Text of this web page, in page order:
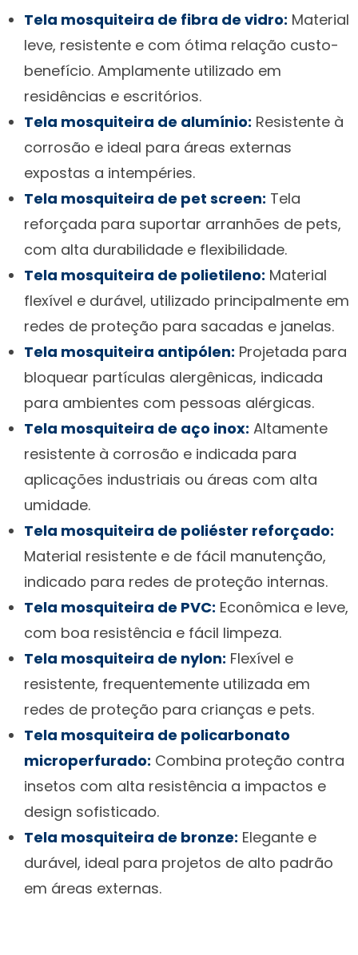
Tela mosquiteira de fibra de vidro: Material
leve, resistente e com ótima relação custo-
benefício. Amplamente utilizado em
residências e escritórios.
Tela mosquiteira de alumínio: Resistente à
corrosão e ideal para áreas externas
expostas a intempéries.
Tela mosquiteira de pet screen: Tela
reforçada para suportar arranhões de pets,
com alta durabilidade e flexibilidade.
Tela mosquiteira de polietileno: Material
flexível e durável, utilizado principalmente em
redes de proteção para sacadas e janelas.
Tela mosquiteira antipólen: Projetada para
bloquear partículas alergênicas, indicada
para ambientes com pessoas alérgicas.
Tela mosquiteira de aço inox: Altamente
resistente à corrosão e indicada para
aplicações industriais ou áreas com alta
umidade.
Tela mosquiteira de poliéster reforçado:
Material resistente e de fácil manutenção,
indicado para redes de proteção internas.
Tela mosquiteira de PVC: Econômica e leve,
com boa resistência e fácil limpeza.
Tela mosquiteira de nylon: Flexível e
resistente, frequentemente utilizada em
redes de proteção para crianças e pets.
Tela mosquiteira de policarbonato
microperfurado: Combina proteção contra
insetos com alta resistência a impactos e
design sofisticado.
Tela mosquiteira de bronze: Elegante e
durável, ideal para projetos de alto padrão
em áreas externas.